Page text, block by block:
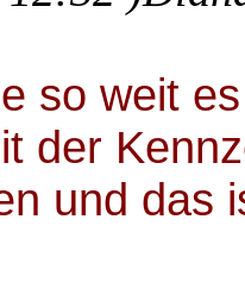
so weit
der
und das